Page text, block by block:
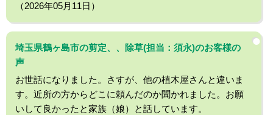
（2026年05月11日）
埼玉県鶴ヶ島市の剪定、、除草(担当：須永)のお客様の
声
お世話になりました。さすが、他の植木屋さんと違いま
す。近所の方からどこに頼んだのか聞かれました。お願
いして良かったと家族（娘）と話しています。